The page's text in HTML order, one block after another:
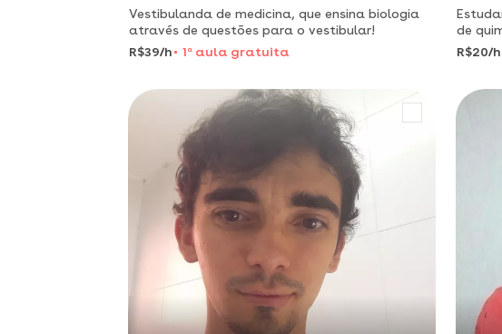
Vestibulanda de medicina, que ensina biologia
através de questões para o vestibular! ️
R$39/h
1 a aula gratuita
de
ferros/
R$20/h